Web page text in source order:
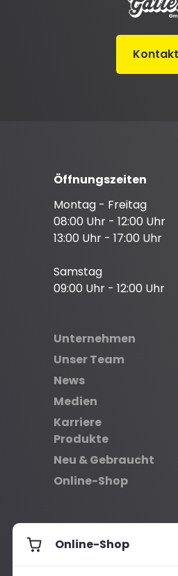
Kontakt
Öffnungszeiten
Montag - Freitag
08:00 Uhr - 12:00 Uhr
13:00 Uhr - 17:00 Uhr
Samstag
09:00 Uhr - 12:00 Uhr
Unternehmen
Unser Team
News
Medien
Karriere
Produkte
Neu & Gebraucht
Online-Shop
Online-Shop